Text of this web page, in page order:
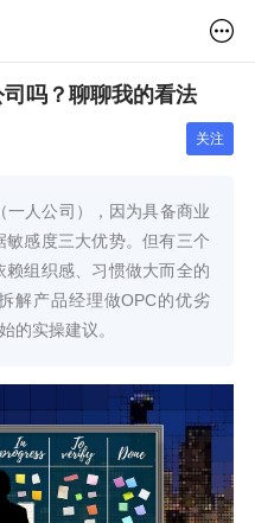
吗？聊聊我的看法
关注
一人公司），因为具备商业
感度三大优势。但有三个
组织感、习惯做大而全的
解产品经理做OPC的优劣
的实操建议。